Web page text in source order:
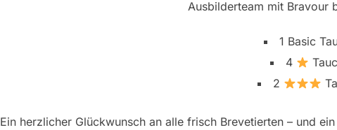
Ausbilderteam mit Bravour
1 Basic
4
2
Ein herzlicher Glückwunsch an alle frisch Brevetierten – und